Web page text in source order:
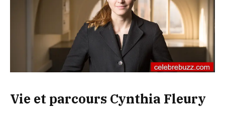
Vie et parcours Cynthia Fleury